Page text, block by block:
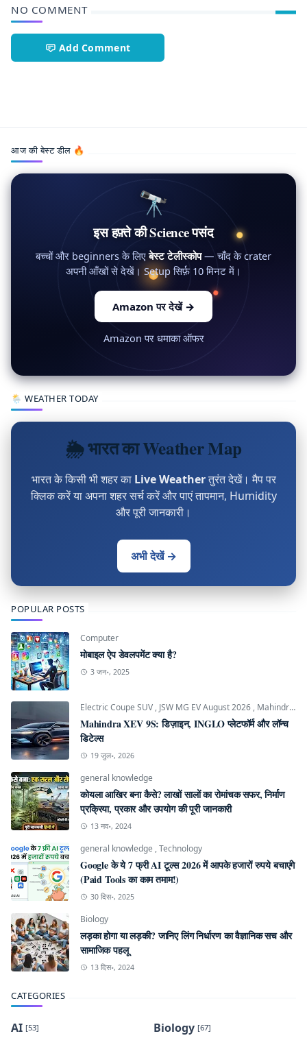
NO COMMENT
Add Comment
आज की बेस्ट डील 🔥
🔭
इस हफ़्ते की Science पसंद
बच्चों और beginners के लिएबेस्ट टेलीस्कोप— चाँद के crater
अपनी आँखों से देखें। Setup सिर्फ़ 10 मिनट में।
Amazon पर देखें →
Amazon पर धमाका ऑफर
🌦 WEATHER TODAY
🌦 भारत का Weather Map
भारत के किसी भी शहर का Live Weatherतुरंत देखें। मैप पर
क्लिक करें या अपना शहर सर्च करें और पाएं तापमान, Humidity
और पूरी जानकारी।
अभी देखें →
POPULAR POSTS
Computer
मोबाइल ऐप डेवलपमेंट क्या है?
3 जन॰, 2025
Electric Coupe SUV , JSW MG EV August 2026 , Mahindra INGLO Platform
Mahindra XEV 9S: डिज़ाइन, INGLO प्लेटफॉर्म और लॉन्च
डिटेल्स
19 जुल॰, 2026
general knowledge
कोयला आखिर बना कैसे? लाखों सालों का रोमांचक सफर, निर्माण
प्रक्रिया, प्रकार और उपयोग की पूरी जानकारी
13 नव॰, 2024
general knowledge ,Technology
Google के ये 7 फ्री AI टूल्स 2026 में आपके हजारों रुपये बचाएंगे
(Paid Tools का काम तमाम!)
30 दिस॰, 2025
Biology
लड़का होगा या लड़की? जानिए लिंग निर्धारण का वैज्ञानिक सच और
सामाजिक पहलू
13 दिस॰, 2024
CATEGORIES
AI [53] Biology [67]